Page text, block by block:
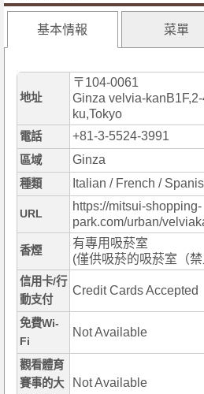
基本情報 菜單
地址
〒104-0061
Ginza velvia-
ku,Tokyo
電話 +81-3-5524-3991
區域 Ginza
種類 Italian / French /
URL
https://mitsui-shopping-
park.com/urban/
香煙
有專用吸菸室
(僅供吸菸的吸菸室（
信用卡/行
動支付
Credit Cards Accepted
免費Wi-
Fi
Not Available
觀看體育
賽事的大
Not Available